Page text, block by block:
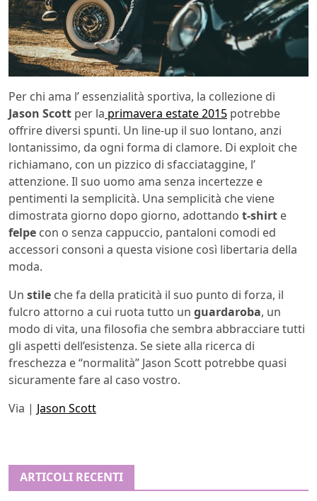
Per chi ama l’ essenzialità sportiva, la collezione di
Jason Scott per la primavera estate 2015 potrebbe
offrire diversi spunti. Un line-up il suo lontano, anzi
lontanissimo, da ogni forma di clamore. Di exploit che
richiamano, con un pizzico di sfacciataggine, l’
attenzione. Il suo uomo ama senza incertezze e
pentimenti la semplicità. Una semplicità che viene
dimostrata giorno dopo giorno, adottando t-shirt e
felpe con o senza cappuccio, pantaloni comodi ed
accessori consoni a questa visione così libertaria della
moda.
Un stile che fa della praticità il suo punto di forza, il
fulcro attorno a cui ruota tutto un guardaroba, un
modo di vita, una filosofia che sembra abbracciare tutti
gli aspetti dell’esistenza. Se siete alla ricerca di
freschezza e “normalità” Jason Scott potrebbe quasi
sicuramente fare al caso vostro.
Via | Jason Scott
ARTICOLI RECENTI